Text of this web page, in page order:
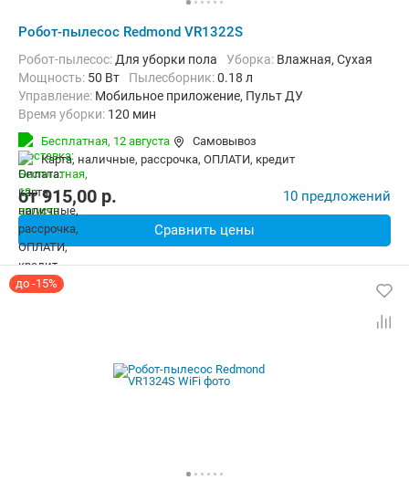
Робот-пылесос Redmond VR1322S
Робот-пылесос: Для уборки пола Уборка: Влажная, Сухая
мощность: 50 Вт пылесборник:0.18 л
Управление: Мобильное приложение, Пульт ДУ
Время уборки: 120 мин
Функции:
Бесплатная, 12 августа
Самовывоз
карта, наличные, рассрочка, ОПЛАТИ, кредит
от915,00 p. 10 предложений
Сравнить цены
до -15%